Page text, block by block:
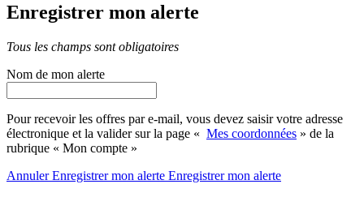
Enregistrer mon alerte
Tous les champs sont obligatoires
Nom de mon alerte
Pour recevoir les offres par e-mail, vous devez saisir votre adresse
électronique et la valider sur la page « Mes coordonnées » de la
rubrique « Mon compte »
AnnulerEnregistrer mon alerte Enregistrermon alerte